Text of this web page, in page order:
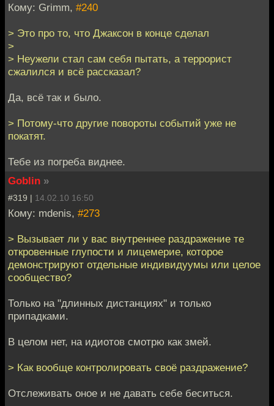
Кому: Grimm, #240
> Это про то, что Джаксон в конце сделал
>
> Неужели стал сам себя пытать, а террорист
сжалился и всё рассказал?
Да, всё так и было.
> Потому-что другие повороты событий уже не
покатят.
Тебе из погреба виднее.
Goblin »
#319 | 14.02.10 16:50
Кому: mdenis, #273
> Вызывает ли у вас внутреннее раздражение те
откровенные глупости и лицемерие, которое
демонстрируют отдельные индивидуумы или целое
сообщество?
Только на "длинных дистанциях" и только
припадками.
В целом нет, на идиотов смотрю как змей.
> Как вообще контролировать своё раздражение?
Отслеживать оное и не давать себе беситься.